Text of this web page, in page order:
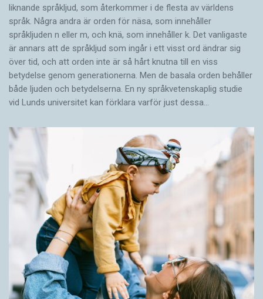
liknande språkljud, som återkommer i de flesta av världens
språk. Några andra är orden för näsa, som innehåller
språkljuden n eller m, och knä, som innehåller k. Det vanligaste
är annars att de språkljud som ingår i ett visst ord ändrar sig
över tid, och att orden inte är så hårt knutna till en viss
betydelse genom generationerna. Men de basala orden behåller
både ljuden och betydelserna. En ny språkvetenskaplig studie
vid Lunds universitet kan förklara varför just dessa…